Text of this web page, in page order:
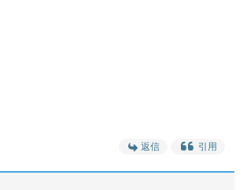
返信 引用